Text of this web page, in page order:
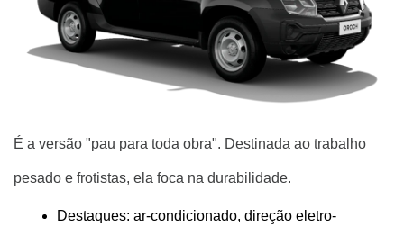
É a versão "pau para toda obra". Destinada ao trabalho
pesado e frotistas, ela foca na durabilidade.
Destaques: ar-condicionado, direção eletro-